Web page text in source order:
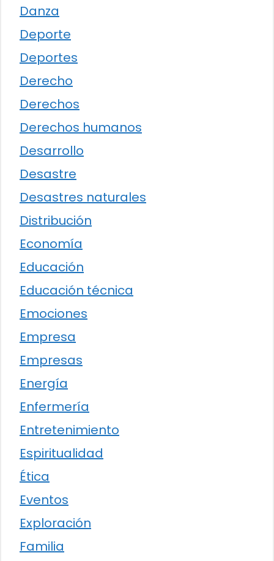
Danza
Deporte
Deportes
Derecho
Derechos
Derechos humanos
Desarrollo
Desastre
Desastres naturales
Distribución
Economía
Educación
Educación técnica
Emociones
Empresa
Empresas
Energía
Enfermería
Entretenimiento
Espiritualidad
Ética
Eventos
Exploración
Familia